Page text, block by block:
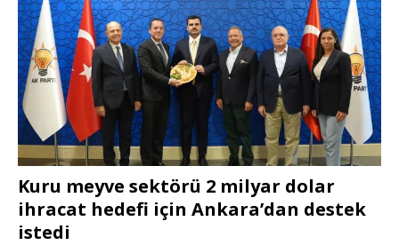
Kuru meyve sektörü 2 milyar dolar
ihracat hedefi için Ankara’dan destek
istedi